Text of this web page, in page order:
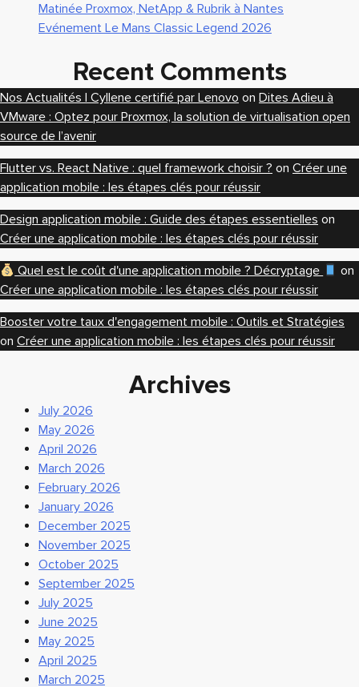
Matinée Proxmox, NetApp & Rubrik à Nantes
Evénement Le Mans Classic Legend 2026
Recent Comments
Nos Actualités | Cyllene certifié par Lenovo on Dites Adieu à
VMware : Optez pour Proxmox, la solution de virtualisation open
source de l’avenir
Flutter vs. React Native : quel framework choisir ? on Créer une
application mobile : les étapes clés pour réussir
Design application mobile : Guide des étapes essentielles on
Créer une application mobile : les étapes clés pour réussir
Quel est le coût d'une application mobile ? Décryptage
on
Créer une application mobile : les étapes clés pour réussir
Booster votre taux d'engagement mobile : Outils et Stratégies
on Créer une application mobile : les étapes clés pour réussir
Archives
July 2026
May 2026
April 2026
March 2026
February 2026
January 2026
December 2025
November 2025
October 2025
September 2025
July 2025
June 2025
May 2025
April 2025
March 2025